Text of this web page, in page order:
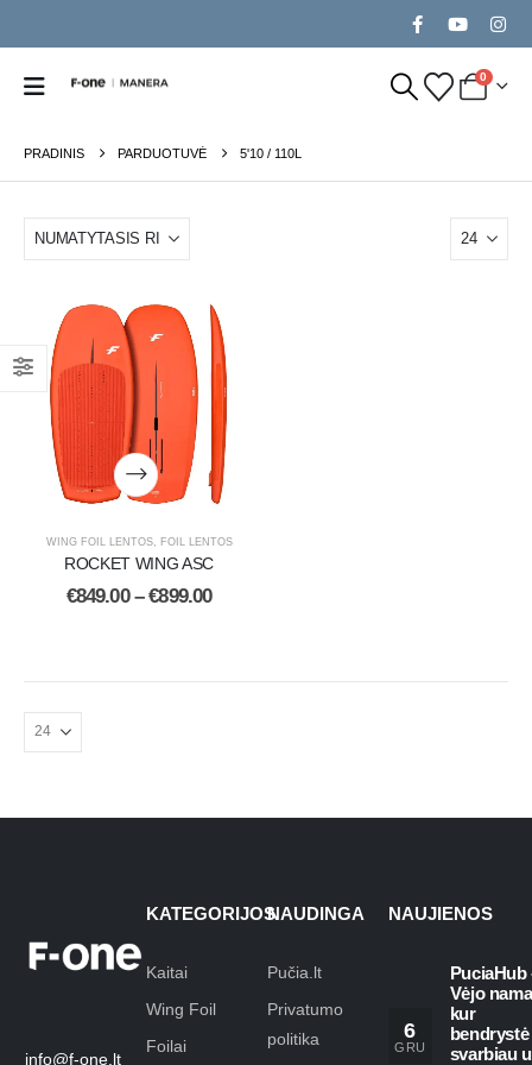
0
PRADINIS PARDUOTUVĖ 5'10 / 110L
WING FOIL LENTOS, FOIL LENTOS
ROCKET WING ASC
€849.00 – €899.00
info@f-one.lt
KATEGORIJOS
Kaitai
Wing Foil
Foilai
NAUDINGA
Pučia.lt
Privatumo
politika
NAUJIENOS
6
GRU
PuciaHub
Vėjo
kur
bendrystė
svarbiau